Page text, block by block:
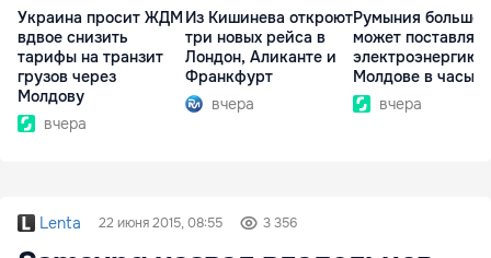
Украина просит ЖДМ
вдвое снизить
тарифы на транзит
грузов через
Молдову
вчера
Из Кишинева откроют
три новых рейса в
Лондон, Аликанте и
Франкфурт
вчера
Румыния больше
может поставлять
электроэнергию
Молдове в часы
вчера
Lenta 22 июня 2015, 08:55 3 356